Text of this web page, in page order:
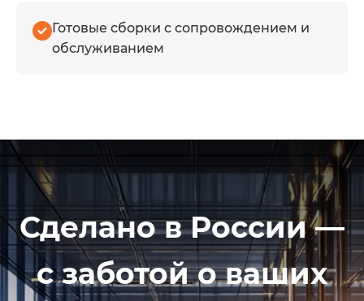
Готовые сборки с сопровождением и
обслуживанием
Сделано в России —
с заботой о ваших